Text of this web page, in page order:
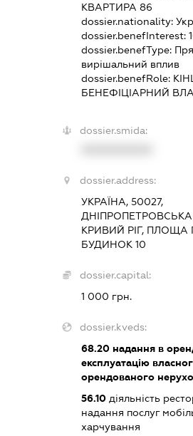
КВАРТИРА 86
dossier.nationality:
dossier.benefInterest:
dossier.benefType:
вирішальний вплив
dossier.benefRole:
БЕНЕФІЦІАРНИЙ
dossier.smida:
dossier.address:
УКРАЇНА, 50027,
ДНІПРОПЕТРОВСЬКА
КРИВИЙ РІГ, ПЛОЩА
БУДИНОК 10
dossier.capital:
1 000 грн.
dossier.kveds:
68.20надання в
експлуатацію
орендованого
56.10діяльність
надання послуг
харчування